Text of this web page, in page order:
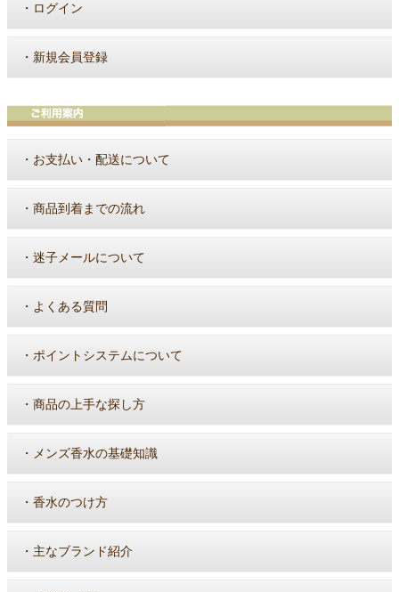
・ ログイン
・ 新規会員登録
・ お支払い・配送について
・ 商品到着までの流れ
・ 迷子メールについて
・ よくある質問
・ ポイントシステムについて
・ 商品の上手な探し方
・ メンズ香水の基礎知識
・ 香水のつけ方
・ 主なブランド紹介